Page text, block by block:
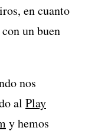
en cuanto
un buen
nos
al Play
y hemos